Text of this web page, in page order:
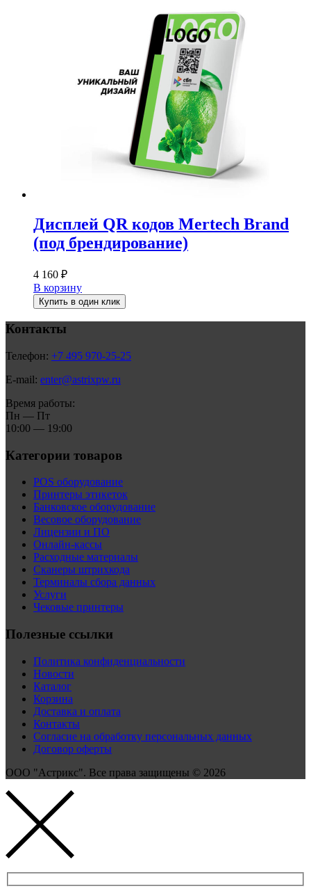
Дисплей QR кодов Mertech Brand
(под брендирование)
4 160 ₽
В корзину
Купить в один клик
Контакты
Телефон: +7 495 970-25-25
E-mail: enter@astrixpw.ru
Время работы:
Пн — Пт
10:00 — 19:00
Категории товаров
POS оборудование
Принтеры этикеток
Банковское оборудование
Весовое оборудование
Лицензии и ПО
Онлайн-кассы
Расходные материалы
Сканеры штрихкода
Терминалы сбора данных
Услуги
Чековые принтеры
Полезные ссылки
Политика конфиденциальности
Новости
Каталог
Корзина
Доставка и оплата
Контакты
Согласие на обработку персональных данных
Договор оферты
ООО "Астрикс". Все права защищены © 2026